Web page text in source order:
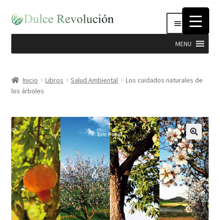
Ir
navegación
Ir
Menú
MENU
el
Productos Dulce Revolucion
Complementos Nutricionales
Semillas
Stevia
Cosmética Natural e Higiene
Inicio Libros Salud Ambiental
Los cuidados naturales de
los árboles